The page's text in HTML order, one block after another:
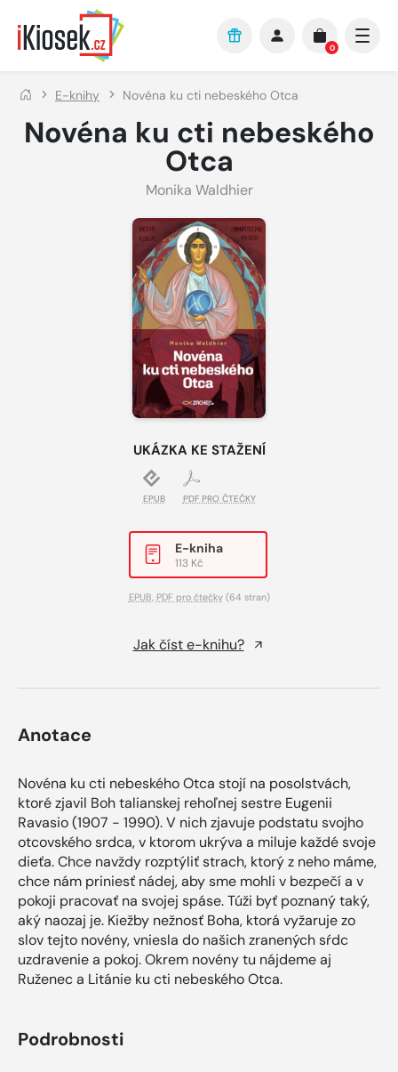
Přejít na hlavní obsah
0
E-knihy Novéna ku cti nebeského Otca
Novéna ku cti nebeského
Otca
Monika Waldhier
UKÁZKA KE STAŽENÍ
EPUB PDF PRO ČTEČKY
E-kniha
113 Kč
EPUB PDF pro čtečky(64 stran)
Jak číst e-knihu?
Anotace
Novéna ku cti nebeského Otca stojí na posolstvách,
ktoré zjavil Boh talianskej rehoľnej sestre Eugenii
Ravasio (1907 − 1990). V nich zjavuje podstatu svojho
otcovského srdca, v ktorom ukrýva a miluje každé svoje
dieťa. Chce navždy rozptýliť strach, ktorý z neho máme,
chce nám priniesť nádej, aby sme mohli v bezpečí a v
pokoji pracovať na svojej spáse. Túži byť poznaný taký,
aký naozaj je. Kiežby nežnosť Boha, ktorá vyžaruje zo
slov tejto novény, vniesla do našich zranených sŕdc
uzdravenie a pokoj. Okrem novény tu nájdeme aj
Ruženec a Litánie ku cti nebeského Otca.
Podrobnosti